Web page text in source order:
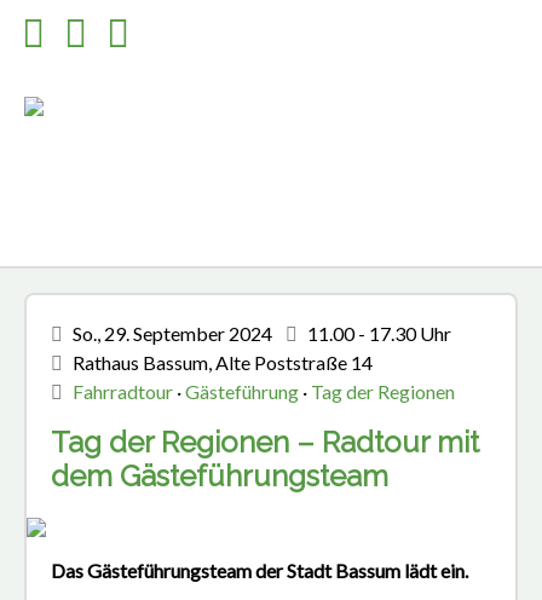
So., 29. September 2024
11.00 - 17.30 Uhr
Rathaus Bassum, Alte Poststraße 14
Fahrradtour ·Gästeführung · Tag der Regionen
Tag der Regionen – Radtour mit
dem Gästeführungsteam
Das Gästeführungsteam der Stadt Bassum lädt ein.